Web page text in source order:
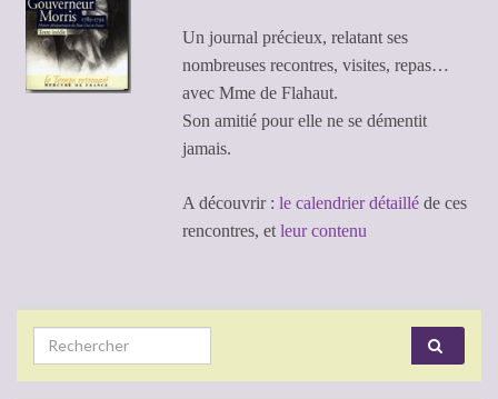
Un journal précieux, relatant ses
nombreuses recontres, visites, repas…
avec Mme de Flahaut.
Son amitié pour elle ne se démentit
jamais.
A découvrir : le calendrier détaillé de ces
rencontres, et leur contenu
Search for: